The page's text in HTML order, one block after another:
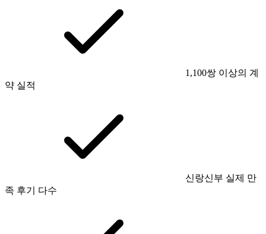
1,100쌍 이상의 계
약 실적
신랑신부 실제 만
족 후기 다수